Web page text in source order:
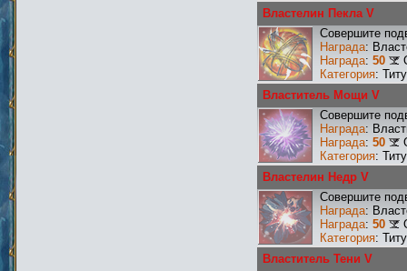
Властелин Пекла V
Совершите
Награда:
Награда: 50
Категория:
Властитель Мощи V
Совершите
Награда:
Награда: 50
Категория:
Властелин Недр V
Совершите
Награда:
Награда: 50
Категория:
Властитель Тени V